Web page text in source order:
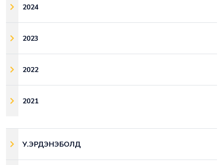
2024
2023
2022
2021
У.ЭРДЭНЭБОЛД